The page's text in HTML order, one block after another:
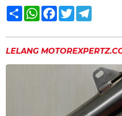
Share WhatsAppFacebook
Twitter
LELANG